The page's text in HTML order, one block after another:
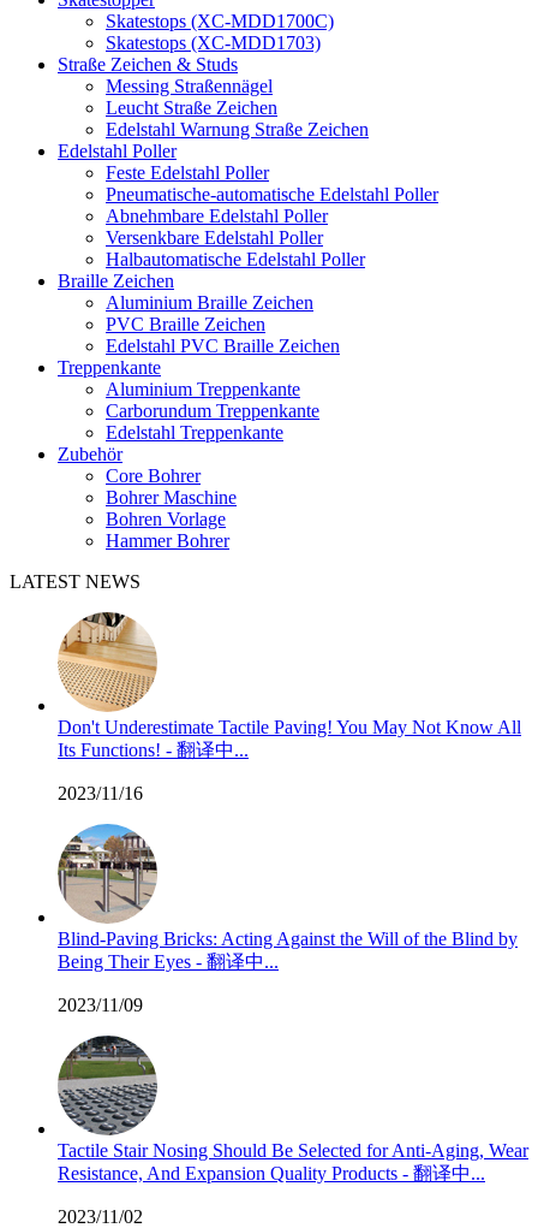
Skatestops (XC-MDD1700C)
Skatestops (XC-MDD1703)
Straße Zeichen & Studs
Messing Straßennägel
Leucht Straße Zeichen
Edelstahl Warnung Straße Zeichen
Edelstahl Poller
Feste Edelstahl Poller
Pneumatische-automatische Edelstahl Poller
Abnehmbare Edelstahl Poller
Versenkbare Edelstahl Poller
Halbautomatische Edelstahl Poller
Braille Zeichen
Aluminium Braille Zeichen
PVC Braille Zeichen
Edelstahl PVC Braille Zeichen
Treppenkante
Aluminium Treppenkante
Carborundum Treppenkante
Edelstahl Treppenkante
Zubehör
Core Bohrer
Bohrer Maschine
Bohren Vorlage
Hammer Bohrer
LATEST NEWS
Don't Underestimate Tactile Paving! You May Not Know All
Its Functions! - 翻译中...
2023/11/16
Blind-Paving Bricks: Acting Against the Will of the Blind by
Being Their Eyes - 翻译中...
2023/11/09
Tactile Stair Nosing Should Be Selected for Anti-Aging, Wear
Resistance, And Expansion Quality Products - 翻译中...
2023/11/02